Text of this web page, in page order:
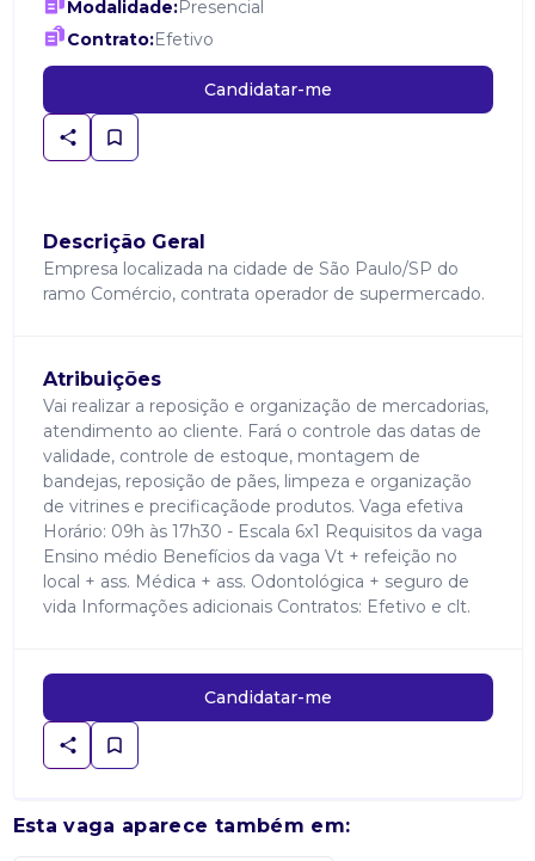
Modalidade:Presencial
Contrato:Efetivo
Candidatar-me
Descrição Geral
Empresa localizada na cidade de São Paulo/SP do
ramo Comércio, contrata operador de supermercado.
Atribuições
Vai realizar a reposição e organização de mercadorias,
atendimento ao cliente. Fará o controle das datas de
validade, controle de estoque, montagem de
bandejas, reposição de pães, limpeza e organização
de vitrines e precificaçãode produtos. Vaga efetiva
Horário: 09h às 17h30 - Escala 6x1 Requisitos da vaga
Ensino médio Benefícios da vaga Vt + refeição no
local + ass. Médica + ass. Odontológica + seguro de
vida Informações adicionais Contratos: Efetivo e clt.
Candidatar-me
Esta vaga aparece também em: